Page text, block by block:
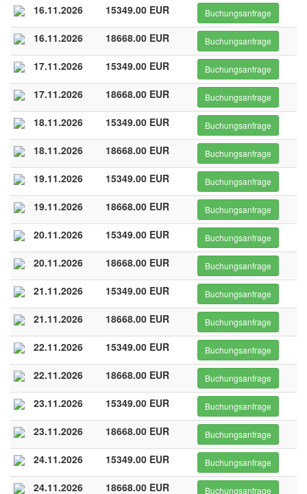
16.11.2026 15349.00 EUR Buchungsanfrage
16.11.2026 18668.00 EUR Buchungsanfrage
17.11.2026 15349.00 EUR Buchungsanfrage
17.11.2026 18668.00 EUR Buchungsanfrage
18.11.2026 15349.00 EUR Buchungsanfrage
18.11.2026 18668.00 EUR Buchungsanfrage
19.11.2026 15349.00 EUR Buchungsanfrage
19.11.2026 18668.00 EUR Buchungsanfrage
20.11.2026 15349.00 EUR Buchungsanfrage
20.11.2026 18668.00 EUR Buchungsanfrage
21.11.2026 15349.00 EUR Buchungsanfrage
21.11.2026 18668.00 EUR Buchungsanfrage
22.11.2026 15349.00 EUR Buchungsanfrage
22.11.2026 18668.00 EUR Buchungsanfrage
23.11.2026 15349.00 EUR Buchungsanfrage
23.11.2026 18668.00 EUR Buchungsanfrage
24.11.2026 15349.00 EUR Buchungsanfrage
24.11.2026 18668.00 EUR Buchungsanfrage